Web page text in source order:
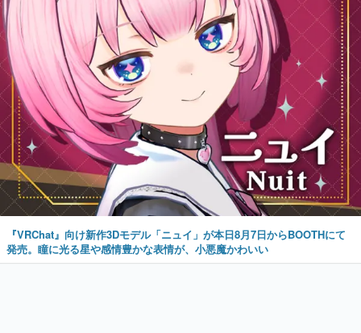
『VRChat』向け新作3Dモデル「ニュイ」が本日8月7日からBOOTHにて
発売。瞳に光る星や感情豊かな表情が、小悪魔かわいい